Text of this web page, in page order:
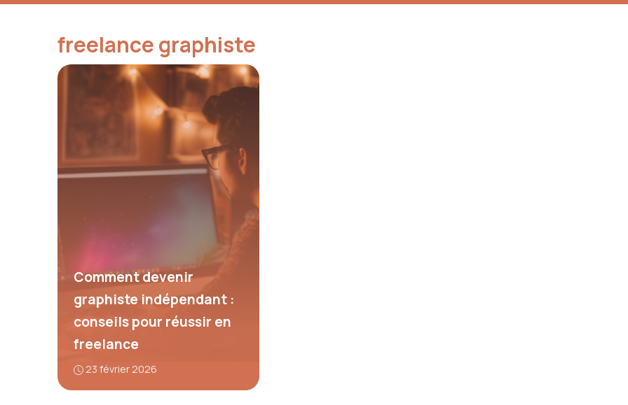
freelance graphiste
Comment devenir
graphiste indépendant :
conseils pour réussir en
freelance
23 février 2026